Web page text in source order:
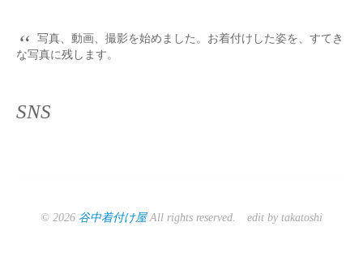
“ 写真、動画、撮影を始めました。お着付けした姿を、すてき
な写真に残します。
SNS
© 2026 谷中着付け屋All rights reserved. edit by takatoshi